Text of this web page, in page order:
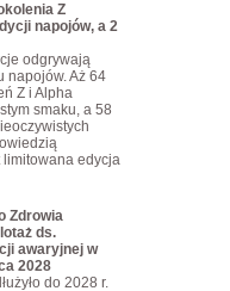
Z
napojów, a 2
odgrywają
napojów. Aż 64
Z i Alpha
smaku, a 58
limitowana edycja
Zdrowia
ds.
awaryjnej w
2028
do 2028 r.